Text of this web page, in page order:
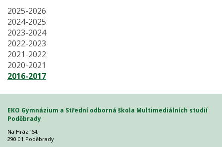
2025-2026
2024-2025
2023-2024
2022-2023
2021-2022
2020-2021
2016-2017
EKO Gymnázium a Střední odborná škola Multimediálních studií
Poděbrady
Na Hrázi 64,
290 01 Poděbrady